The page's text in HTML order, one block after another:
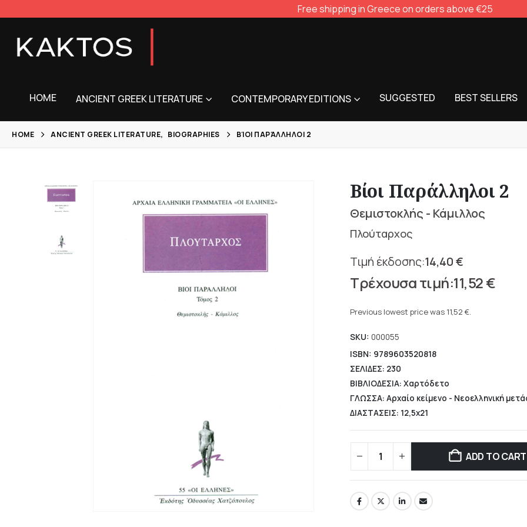
Free shipping in Greece on orders above €25
HOME ANCIENT GREEK LITERATURE CONTEMPORARY EDITIONS SUGGESTED BEST SELLERS
HOME ANCIENT GREEK LITERATURE, BIOGRAPHIES ΒΊΟΙ ΠΑΡΆΛΛΗΛΟΙ 2
Βίοι Παράλληλοι 2
Θεμιστοκλής - Κάμιλλος
Πλούταρχος
14,40€
Original
price
was:
14,40 €.
11,52€
price
11,52 €.
Previous lowest price was 11,52 €.
SKU: 000055
ISBN: 9789603520818
ΣΕΛΙΔΕΣ: 230
ΒΙΒΛΙΟΔΕΣΙΑ: Χαρτόδετο
ΓΛΩΣΣΑ: Αρχαίο κείμενο - Νεοελληνική
ΔΙΑΣΤΑΣΕΙΣ: 12,5x21
ADD TO CART